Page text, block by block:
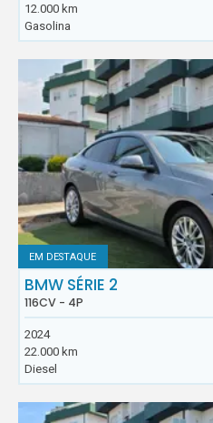
12.000 km
Gasolina
EM DESTAQUE
BMW SÉRIE 2
116CV - 4P
2024
22.000 km
Diesel